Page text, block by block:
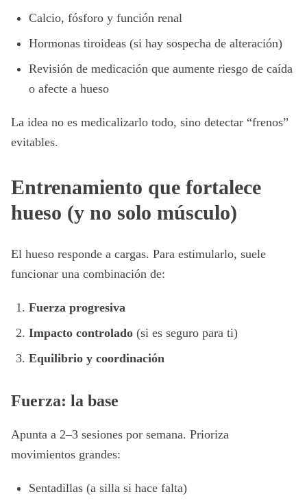
Calcio, fósforo y función renal
Hormonas tiroideas (si hay sospecha de alteración)
Revisión de medicación que aumente riesgo de caída
o afecte a hueso
La idea no es medicalizarlo todo, sino detectar “frenos”
evitables.
Entrenamiento que fortalece
hueso (y no solo músculo)
El hueso responde a cargas. Para estimularlo, suele
funcionar una combinación de:
Fuerza progresiva
Impacto controlado (si es seguro para ti)
Equilibrio y coordinación
Fuerza: la base
Apunta a 2–3 sesiones por semana. Prioriza
movimientos grandes:
Sentadillas (a silla si hace falta)